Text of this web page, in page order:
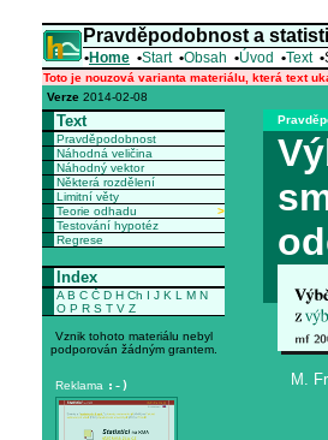
Pravděpodobnost a
•Home •Start •Obsah •Úvod •Text •
Toto je nouzová varianta materiálu, která text
Verze 2014-02-08
Text
Pravděpodobnost
Náhodná veličina
Náhodný vektor
Některá rozdělení
Limitní věty
Teorie odhadu
>
Testování hypotéz
Regrese
Index
A B C Č D H Ch I J K L M N
O P R S T V Z
Vznik tohoto materiálu nebyl
podporován žádným grantem.
Reklama :-) M.